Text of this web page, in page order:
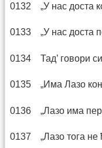
0132 „У нас доста
0133 „У нас доста
0134 Тад’ говори
0135 „Има Лазо
0136 „Лазо има
0137 „Лазо тога не